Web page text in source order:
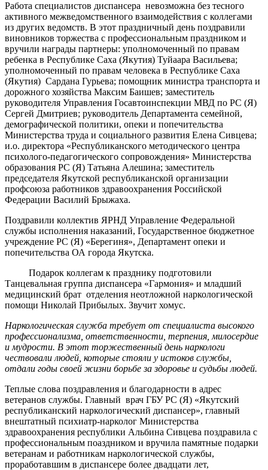
Работа специалистов диспансера невозможна без тесного
активного межведомственного взаимодействия с коллегами
из других ведомств. В этот праздничный день поздравили
виновников торжества с профессиональным праздником и
вручили награды партнеры: уполномоченный по правам
ребенка в Республике Саха (Якутия) Туйаара Васильева;
уполномоченный по правам человека в Республике Саха
(Якутия) Сардана Гурьева; помощник министра транспорта и
дорожного хозяйства Максим Баишев; заместитель
руководителя Управления Госавтоинспекции МВД по РС (Я)
Сергей Дмитриев; руководитель Департамента семейной,
демографической политики, опеки и попечительства
Министерства труда и социального развития Елена Сивцева;
и.о. директора «Республиканского методического центра
психолого-педагогического сопровождения» Министерства
образования РС (Я) Татьяна Алешина; заместитель
председателя Якутской республиканской организации
профсоюза работников здравоохранения Российской
Федерации Василий Брыжаха.
Поздравили коллектив ЯРНД Управление Федеральной
службы исполнения наказаний, Государственное бюджетное
учреждение РС (Я) «Берегиня», Департамент опеки и
попечительства ОА города Якутска.
Подарок коллегам к празднику подготовили
Танцевальная группа диспансера «Гармония» и младший
медицинский брат отделения неотложной наркологической
помощи Николай Прибылых. Звучит хомус.
Наркологическая служба требует от специалиста высокого
профессионализма, ответственности, терпения, милосердие
и мудрости. В этот торжественный день наркологи
чествовали людей, которые стояли у истоков службы,
отдали годы своей жизни борьбе за здоровье и судьбы людей.
Теплые слова поздравления и благодарности в адрес
ветеранов службы. Главный врач ГБУ РС (Я) «Якутский
республиканский наркологический диспансер», главный
внештатный психиатр-нарколог Министерства
здравоохранения республики Альбина Сивцева поздравила с
профессиональным поаздником и вручила памятные подарки
ветеранам и работникам наркологической службы,
проработавшим в диспансере более двадцати лет,